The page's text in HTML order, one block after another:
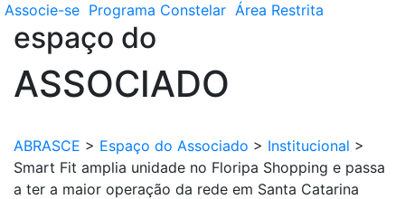
Associe-se Programa Constelar Área Restrita
espaço do
ASSOCIADO
ABRASCE > Espaço do Associado > Institucional >
Smart Fit amplia unidade no Floripa Shopping e passa
a ter a maior operação da rede em Santa Catarina